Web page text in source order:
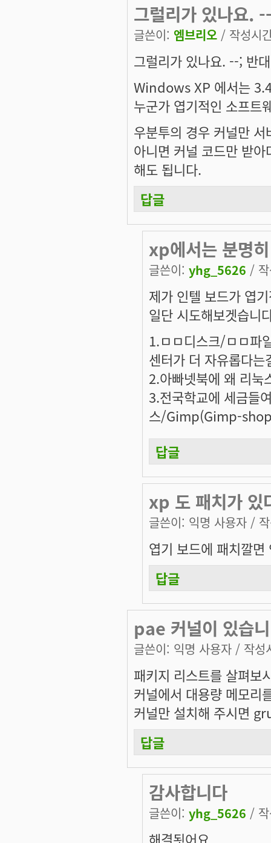
그럴리가 있나요.
글쓴이: 엠브리오 / 작성시
그럴리가 있나요. --; 반
Windows XP 에서는
누군가 엽기적인 소프트
우분투의 경우 커널만
아니면 커널 코드만 받
해도 됩니다.
답글
xp에서는 분명
글쓴이: yhg_5626 /
제가 인텔 보드가 엽
일단 시도해보겟습니
1.ㅁㅁ디스크/ㅁㅁ파
센터가 더 자유롭다는
2.아빠넷북에 왜 리
3.전국학교에 세금들
스/Gimp(Gimp-
답글
xp 도 패치가 있
글쓴이: 익명 사용자 /
엽기 보드에 패치깔
답글
pae 커널이 있습
글쓴이: 익명 사용자 / 작성
패키지 리스트를 살펴
커널에서 대용량 메모
커널만 설치해 주시면
답글
감사합니다
글쓴이: yhg_5626 /
해결됫어요